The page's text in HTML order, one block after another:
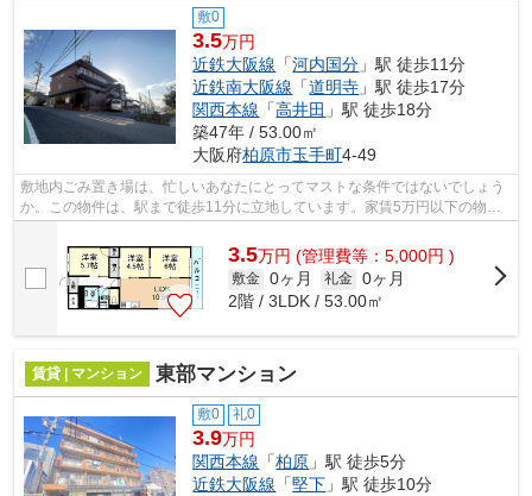
敷0
3.5万円
近鉄大阪線 「河内国分 」駅 徒歩11分
近鉄南大阪線 「道明寺 」駅 徒歩17分
関西本線 「高井田 」駅 徒歩18分
築47年 / 53.00㎡
大阪府柏原市玉手町4-49
敷地内ごみ置き場は、忙しいあなたにとってマストな条件ではないでしょう
か。この物件は、駅まで徒歩11分に立地しています。家賃5万円以下の物件
です。「玉手山内外ハイツ」のここがイ...
3.5万円 (管理費等：5,000円 )
敷金 0ヶ月 礼金 0ヶ月
2階 / 3LDK / 53.00㎡
賃貸 | マンション 東部マンション
敷0 礼0
3.9万円
関西本線 「柏原 」駅 徒歩5分
近鉄大阪線 「堅下 」駅 徒歩10分